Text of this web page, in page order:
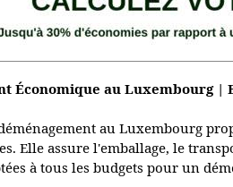
Économique au Luxembourg |
au Luxembourg
Elle assure l'emballage, le
à tous les budgets pour un